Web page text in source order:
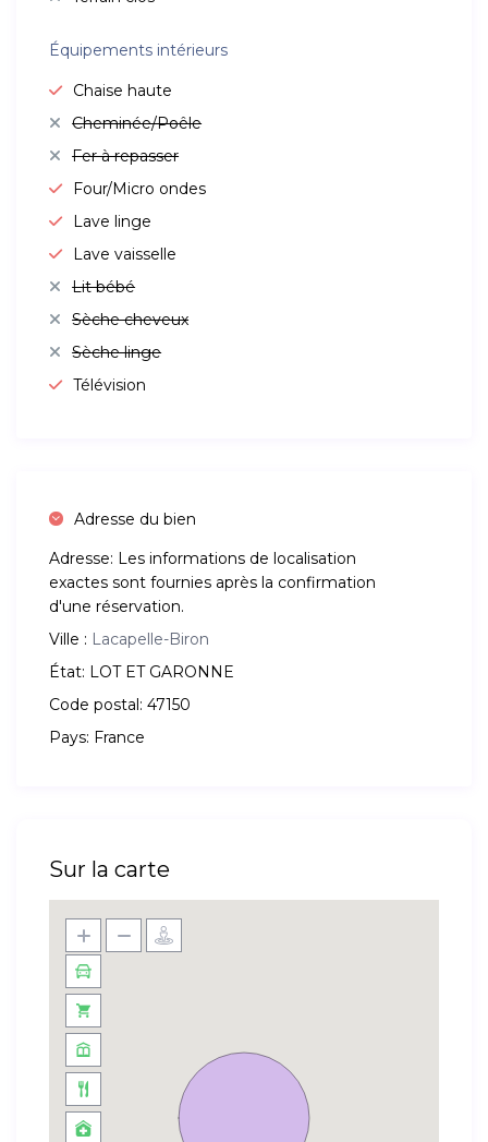
Équipements intérieurs
Chaise haute
Cheminée/Poêle
Fer à repasser
Four/Micro ondes
Lave linge
Lave vaisselle
Lit bébé
Sèche cheveux
Sèche linge
Télévision
Adresse du bien
Adresse: Les informations de localisation
exactes sont fournies après la confirmation
d'une réservation.
Ville : Lacapelle-Biron
État: LOT ET GARONNE
Code postal: 47150
Pays: France
Sur la carte